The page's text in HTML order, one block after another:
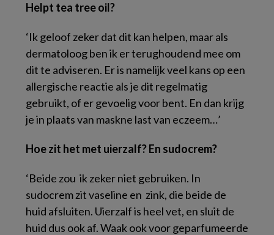
Helpt tea tree oil?
‘Ik geloof zeker dat dit kan helpen, maar als
dermatoloog ben ik er terughoudend mee om
dit te adviseren. Er is namelijk veel kans op een
allergische reactie als je dit regelmatig
gebruikt, of er gevoelig voor bent. En dan krijg
je in plaats van maskne last van eczeem…’
Hoe zit het met uierzalf? En sudocrem?
‘Beide zou ik zeker niet gebruiken. In
sudocrem zit vaseline en zink, die beide de
huid afsluiten. Uierzalf is heel vet, en sluit de
huid dus ook af. Waak ook voor geparfumeerde